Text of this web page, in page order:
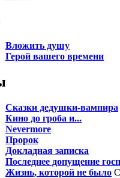
Вложить душу
Герой вашего времени
Сказки дедушки-вампира
Кино до гроба и...
Nevermore
Пророк
Докладная записка
Последнее допущение
Жизнь, которой не было